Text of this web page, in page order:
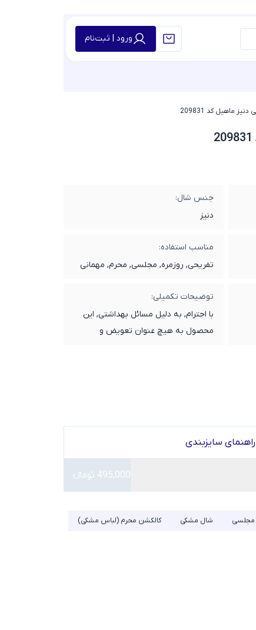
ورود | ثبت‌نام
ماهیل کد 209831
جنس شال:
دنیز
مناسب استفاده:
تفریحی, روزمره, مجلسی, محرم, مهمانی
توضیحات تکمیلی:
با احترام, به دلیل مسائل بهداشتی, این
محصول به هیچ عنوان تعویض و
راهنمای سایز‌بندی
495,000 تومانء
مجلسی شال مشکی کالکشن محرم (لباس مشکی)